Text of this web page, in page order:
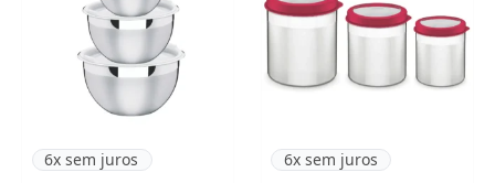
6x sem juros 6x sem juros